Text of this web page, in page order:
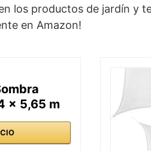
los productos de jardín y
en Amazon!
x 5,65 m